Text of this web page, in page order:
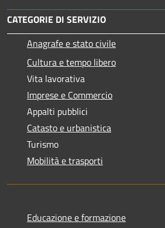
CATEGORIE DI SERVIZIO
Anagrafe e stato civile
Cultura e tempo libero
Vita lavorativa
Imprese e Commercio
Appalti pubblici
Catasto e urbanistica
Turismo
Mobilità e trasporti
Educazione e formazione